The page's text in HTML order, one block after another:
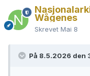
Wågenes
Skrevet Mai 8
På 8.5.2026 den